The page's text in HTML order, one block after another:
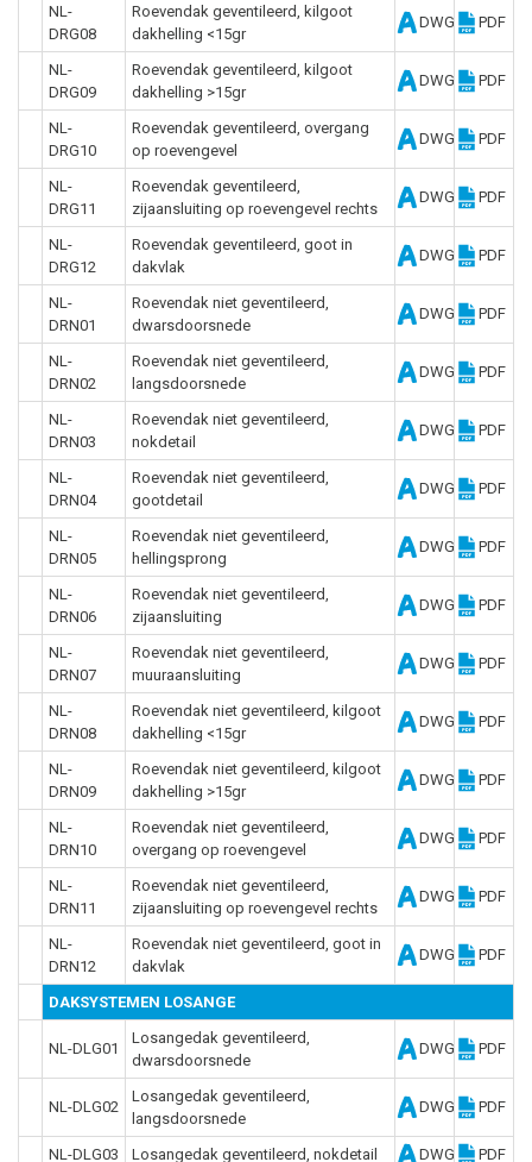
NL-
DRG08
Roevendak geventileerd, kilgoot
dakhelling <15gr
DWG PDF
NL-
DRG09
Roevendak geventileerd, kilgoot
dakhelling >15gr
DWG PDF
NL-
DRG10
Roevendak geventileerd, overgang
op roevengevel
DWG PDF
NL-
DRG11
Roevendak geventileerd,
zijaansluiting op roevengevel rechts
DWG PDF
NL-
DRG12
Roevendak geventileerd, goot in
dakvlak
DWG PDF
NL-
DRN01
Roevendak niet geventileerd,
dwarsdoorsnede
DWG PDF
NL-
DRN02
Roevendak niet geventileerd,
langsdoorsnede
DWG PDF
NL-
DRN03
Roevendak niet geventileerd,
nokdetail
DWG PDF
NL-
DRN04
Roevendak niet geventileerd,
gootdetail
DWG PDF
NL-
DRN05
Roevendak niet geventileerd,
hellingsprong
DWG PDF
NL-
DRN06
Roevendak niet geventileerd,
zijaansluiting
DWG PDF
NL-
DRN07
Roevendak niet geventileerd,
muuraansluiting
DWG PDF
NL-
DRN08
Roevendak niet geventileerd, kilgoot
dakhelling <15gr
DWG PDF
NL-
DRN09
Roevendak niet geventileerd, kilgoot
dakhelling >15gr
DWG PDF
NL-
DRN10
Roevendak niet geventileerd,
overgang op roevengevel
DWG PDF
NL-
DRN11
Roevendak niet geventileerd,
zijaansluiting op roevengevel rechts
DWG PDF
NL-
DRN12
Roevendak niet geventileerd, goot in
dakvlak
DWG PDF
DAKSYSTEMEN LOSANGE
NL-DLG01
Losangedak geventileerd,
dwarsdoorsnede
DWG PDF
NL-DLG02
Losangedak geventileerd,
langsdoorsnede
DWG PDF
NL-DLG03 Losangedak geventileerd, nokdetail DWG PDF